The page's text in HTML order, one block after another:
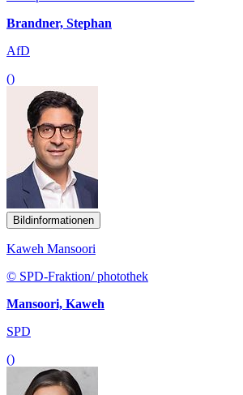
Brandner, Stephan
AfD
()
Bildinformationen
Kaweh Mansoori
© SPD-Fraktion/ photothek
Mansoori, Kaweh
SPD
()